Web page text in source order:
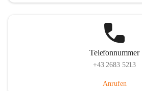
Telefonnummer
+43 2683 5213
Anrufen